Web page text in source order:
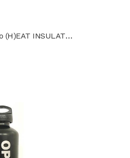
Bolsa de aislamiento (H)EAT INSULATION POUCH OPTIMUS